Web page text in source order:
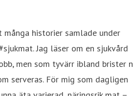
historier samlade under
Jag läser om en sjukvård
men som tyvärr ibland brister
serveras. För mig som dagligen